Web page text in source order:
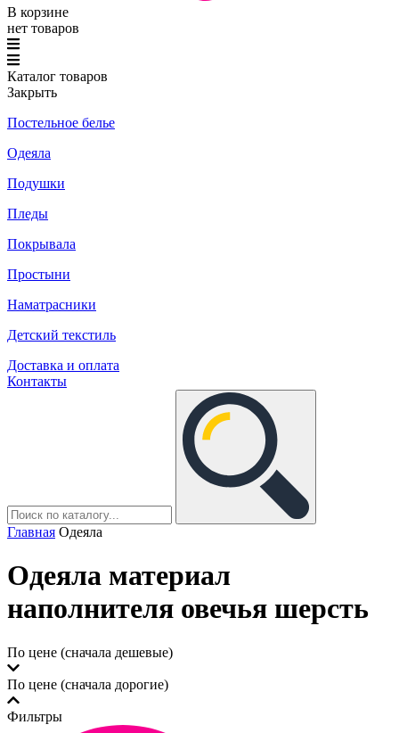
В корзине
нет товаров
Каталог товаров
Закрыть
Постельное белье
Одеяла
Подушки
Пледы
Покрывала
Простыни
Наматрасники
Детский текстиль
Доставка и оплата
Контакты
Главная Одеяла
Одеяла материал
наполнителя овечья шерсть
По цене (сначала дешевые)
По цене (сначала дорогие)
Фильтры